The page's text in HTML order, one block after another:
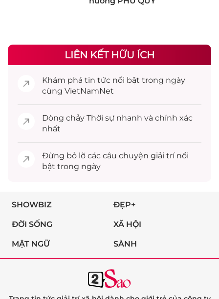
LIÊN KẾT HỮU ÍCH
Khám phá tin tức nổi bật trong ngày
cùng VietNamNet
Dòng chảy Thời sự nhanh và chính xác
nhất
Đừng bỏ lỡ các câu chuyện giải trínổi
bật trong ngày
SHOWBIZ ĐẸP+
ĐỜI SỐNG XÃ HỘI
MẬT NGỮ SÀNH